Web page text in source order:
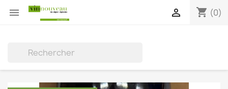
 shopping_cart (0)

